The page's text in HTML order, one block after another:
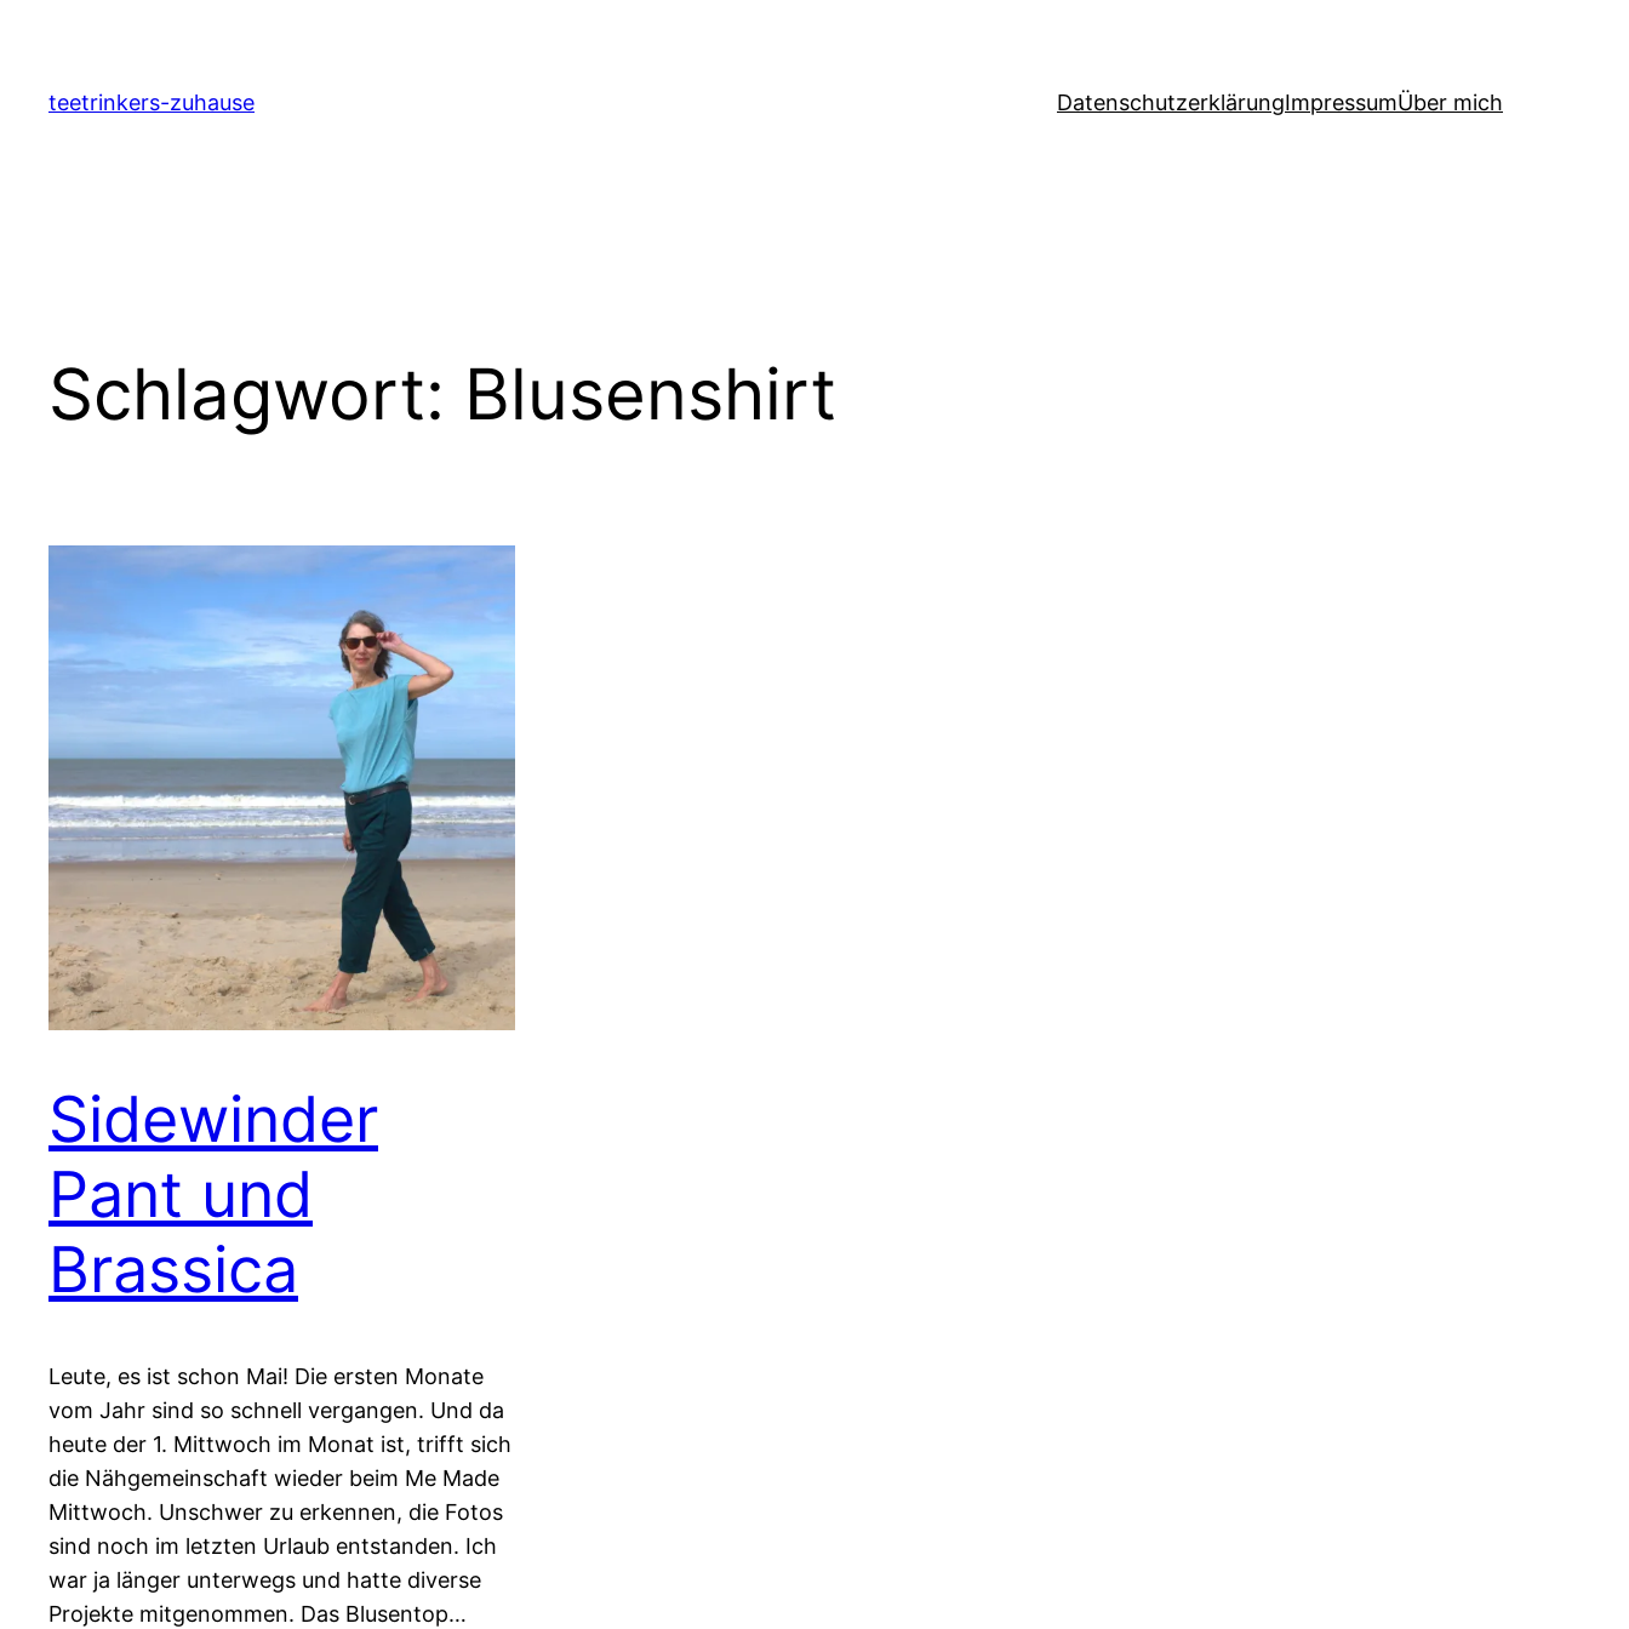
springen
teetrinkers-zuhause DatenschutzerklärungImpressumÜber mich
Schlagwort: Blusenshirt
Sidewinder
Pant und
Brassica
Leute, es ist schon Mai! Die ersten Monate
vom Jahr sind so schnell vergangen. Und da
heute der 1. Mittwoch im Monat ist, trifft sich
die Nähgemeinschaft wieder beim Me Made
Mittwoch. Unschwer zu erkennen, die Fotos
sind noch im letzten Urlaub entstanden. Ich
war ja länger unterwegs und hatte diverse
Projekte mitgenommen. Das Blusentop…